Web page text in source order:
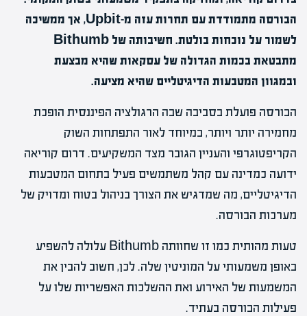
הבורסה מתמודדת עם תחרות עזה מ-Upbit, אך ממשיכה
לשמור על נוכחות בולטת. חשיבותה של Bithumb
מתבטאת בכמות הגדולה של עסקאות שהיא מבצעת
ובמגוון המטבעות הדיגיטליים שהיא מציעה.
הבורסה פועלת בסביבה שבה הרגולציה הפיננסית הופכת
מחמירה יותר ויותר, במיוחד לאור התפתחות השוק
הקריפטוגרפי והעניין הגובר מצד המשקיעים. דרום קוריאה
ידועה כמדינה עם קהל משתמשים פעיל בתחום המטבעות
הדיגיטליים, מה שמדגיש את הצורך בניהול בטוח ומדויק של
מערכות הבורסה.
טעות מהותית כמו זו שחוותה Bithumb עלולה להשפיע
באופן משמעותי על המוניטין שלה. לכן, חשוב להבין את
המשמעות של האירוע ואת ההשלכות האפשריות שלו על
פעילות הבורסה בעתיד.